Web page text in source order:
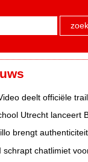
zoek
deelt officiële trailer van
lanceert Beyond Campus binnen International
brengt authenticiteit van
chatlimiet voor gratis